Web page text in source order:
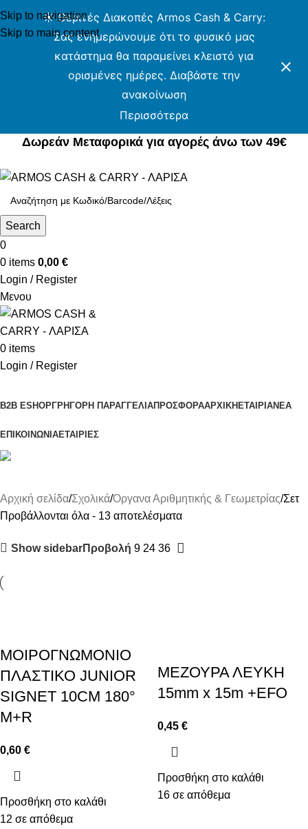
Skip to navigation
Skip to main content
☀️ Θερινές Διακοπές Armos Cash & Carry:
Σας ενημερώνουμε ότι το φυσικό μας
κατάστημα θα παραμείνει κλειστό για
ορισμένες ημέρες. Διαβάστε την
ανακοίνωση
Περισσότερα
Δωρεάν Μεταφορικά για αγορές άνω των 49€
Search
0
0 items 0,00 €
Login / Register
Μενου
0 items
Login / Register
B2B ESHOPΓΡΗΓΟΡΗ ΠΑΡΑΓΓΕΛΙΑΠΡΟΣΦΟΡΑΑΡΧΙΚΗ ΕΤΑΙΡΙΑΝΕΑ
ΕΠΙΚΟΙΝΩΝΙΑΕΤΑΙΡΙΕΣ
Σετ
Αρχική σελίδα Σχολικά Όργανα Αριθμητικής & Γεωμετρίας Σετ
Προβάλλονται όλα - 13 αποτελέσματα
Show sidebarΠροβολή 9 24 36
ΜΟΙΡΟΓΝΩΜΟΝΙΟ
ΠΛΑΣΤΙΚΟ JUNIOR
SIGNET 10CM 180°
M+R
0,60 €
Προσθήκη στο καλάθι
12 σε απόθεμα
ΜΕΖΟΥΡΑ ΛΕΥΚΗ
15mm x 15m +EFO
0,45 €
Προσθήκη στο καλάθι
16 σε απόθεμα